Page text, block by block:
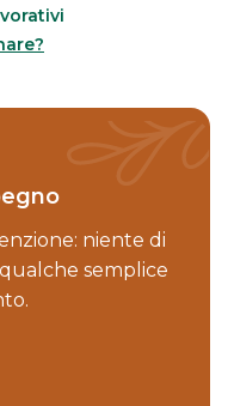
niente di
semplice